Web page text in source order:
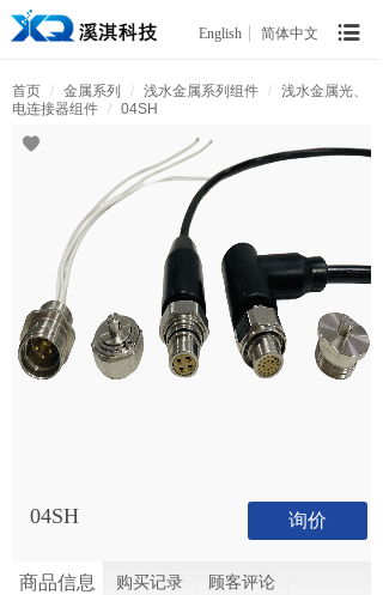
English 简体中文
首页 / 金属系列 / 浅水金属系列组件 / 浅水金属光、
电连接器组件 / 04SH
04SH
商品信息 购买记录 顾客评论
询价